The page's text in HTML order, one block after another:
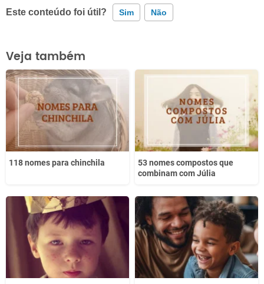
Este conteúdo foi útil? Sim Não
Este conteúdo contém informação incorreta
Este conteúdo não tem a informação que procuro
Outro
Veja também
118 nomes para chinchila
53 nomes compostos que
combinam com Júlia